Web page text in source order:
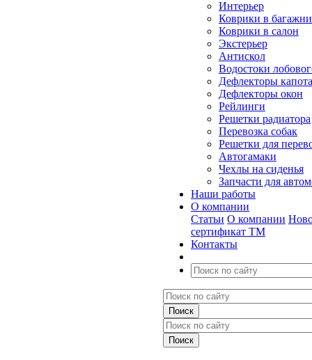
Интерьер
Коврики в
Коврики в салон
Экстерьер
Антискол
Водостоки
Дефлекторы капота
Дефлекторы окон
Рейлинги
Решетки радиатора
Перевозка собак
Решетки для
Автогамаки
Чехлы на сиденья
Запчасти для
Наши работы
О компании
Статьи О компании
сертификат ТМ
Контакты